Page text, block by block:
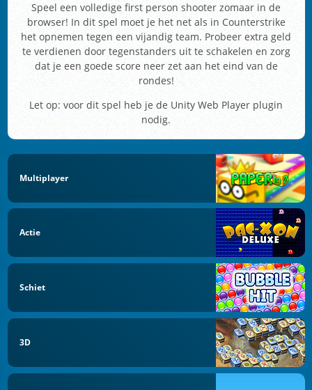
Speel een volledige first person shooter zomaar in de
browser! In dit spel moet je het net als in Counterstrike
het opnemen tegen een vijandig team. Probeer extra geld
te verdienen door tegenstanders uit te schakelen en zorg
dat je een goede score neer zet aan het eind van de
rondes!
Let op: voor dit spel heb je de Unity Web Player plugin
nodig.
Multiplayer
Actie
Schiet
3D